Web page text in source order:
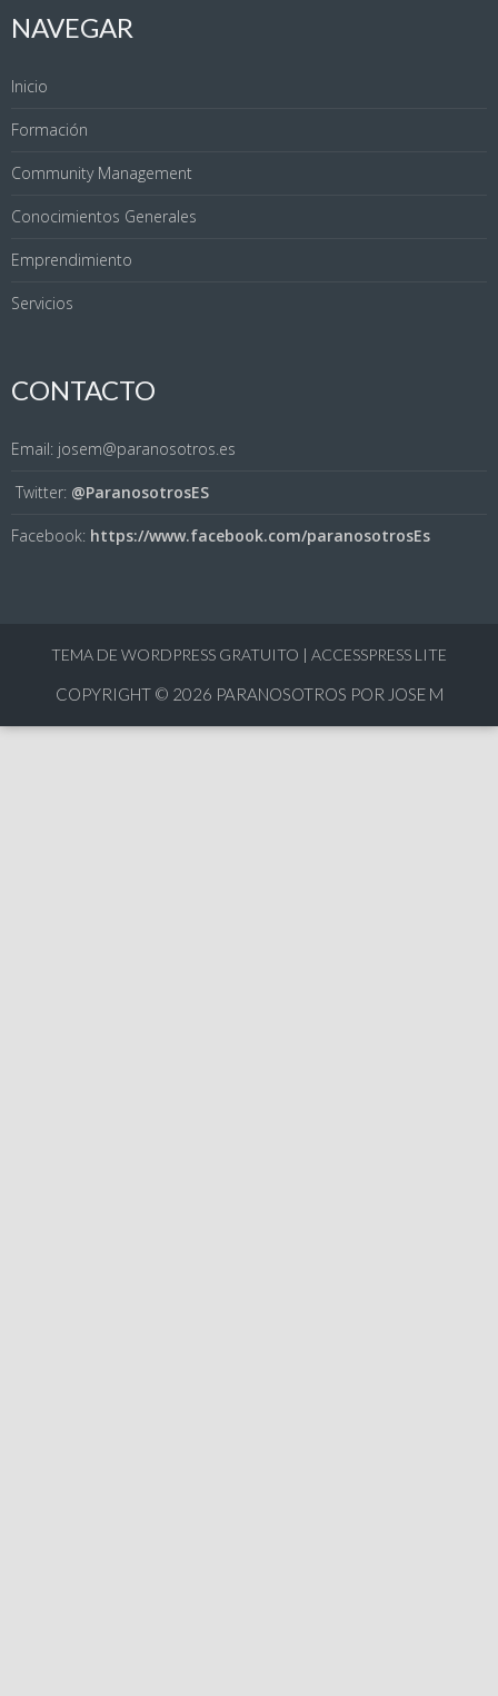
NAVEGAR
Inicio
Formación
Community Management
Conocimientos Generales
Emprendimiento
Servicios
CONTACTO
Email: josem@paranosotros.es
Twitter: @ParanosotrosES
Facebook: https://www.facebook.com/paranosotrosEs
TEMA DE WORDPRESS GRATUITO | ACCESSPRESS LITE
COPYRIGHT © 2026 PARANOSOTROS POR JOSE M